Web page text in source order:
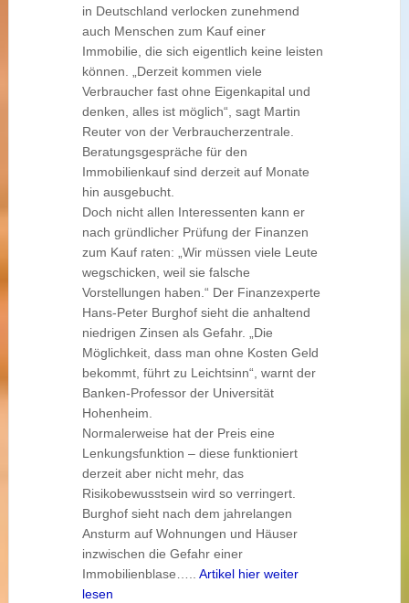
in Deutschland verlocken zunehmend
auch Menschen zum Kauf einer
Immobilie, die sich eigentlich keine leisten
können. „Derzeit kommen viele
Verbraucher fast ohne Eigenkapital und
denken, alles ist möglich“, sagt Martin
Reuter von der Verbraucherzentrale.
Beratungsgespräche für den
Immobilienkauf sind derzeit auf Monate
hin ausgebucht.
Doch nicht allen Interessenten kann er
nach gründlicher Prüfung der Finanzen
zum Kauf raten: „Wir müssen viele Leute
wegschicken, weil sie falsche
Vorstellungen haben.“ Der Finanzexperte
Hans-Peter Burghof sieht die anhaltend
niedrigen Zinsen als Gefahr. „Die
Möglichkeit, dass man ohne Kosten Geld
bekommt, führt zu Leichtsinn“, warnt der
Banken-Professor der Universität
Hohenheim.
Normalerweise hat der Preis eine
Lenkungsfunktion – diese funktioniert
derzeit aber nicht mehr, das
Risikobewusstsein wird so verringert.
Burghof sieht nach dem jahrelangen
Ansturm auf Wohnungen und Häuser
inzwischen die Gefahr einer
Immobilienblase….. Artikel hier weiter
lesen